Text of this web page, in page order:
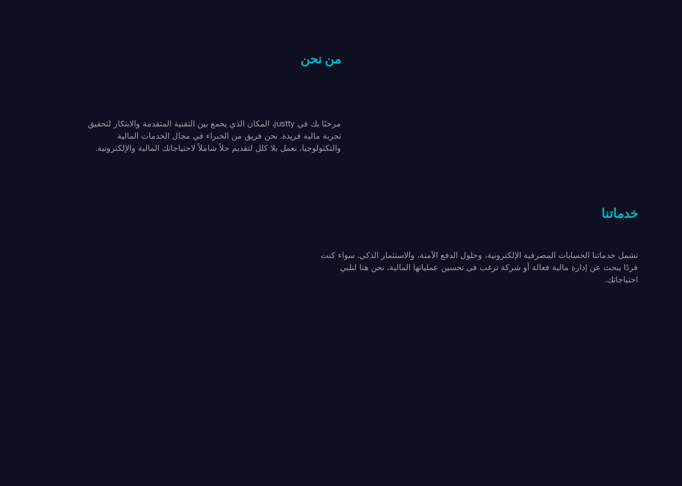
من نحن
مرحبًا بك في justty، المكان الذي يجمع بين التقنية المتقدمة والابتكار لتحقيق
تجربة مالية فريدة. نحن فريق من الخبراء في مجال الخدمات المالية
والتكنولوجيا، نعمل بلا كلل لتقديم حلاً شاملاً لاحتياجاتك المالية والإلكترونية.
خدماتنا
تشمل خدماتنا الحسابات المصرفية الإلكترونية، وحلول الدفع الآمنة، والاستثمار الذكي. سواء كنت
فردًا يبحث عن إدارة مالية فعالة أو شركة ترغب في تحسين عملياتها المالية، نحن هنا لنلبي
احتياجاتك.